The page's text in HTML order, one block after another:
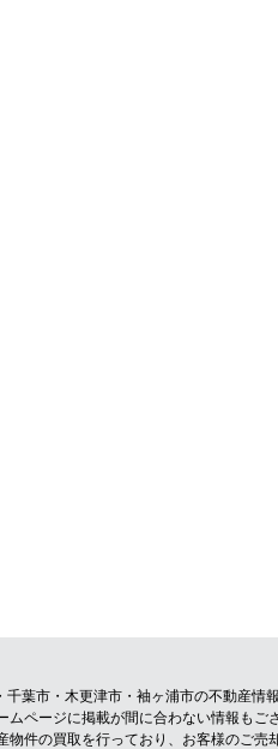
葉市・木更津市・袖ヶ浦市の不動産情
ページに掲載が間に合わない情報もご
件の買取を行っており、お客様のご売